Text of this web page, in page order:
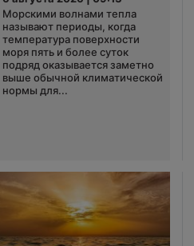
Морскими волнами тепла
называют периоды, когда
температура поверхности
моря пять и более суток
подряд оказывается заметно
выше обычной климатической
нормы для...